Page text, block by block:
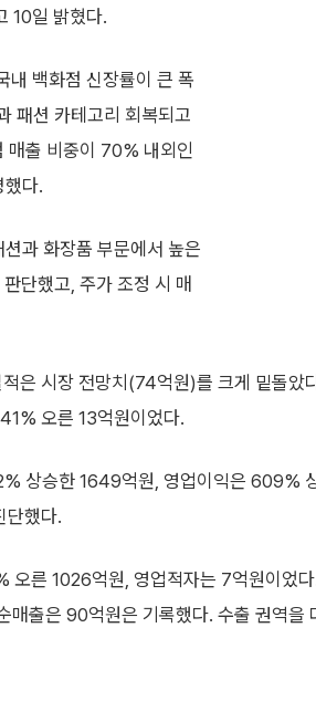
10일 밝혔다.
내 백화점 신장률이 큰 폭
패션 카테고리 회복되고
매출 비중이 70% 내외인
했다.
과 화장품 부문에서 높은
단했고, 주가 조정 시 매
은 시장 전망치(74억원)를 크게 밑돌았
오른 13억원이었다.
상승한 1649억원, 영업이익은 609%
단했다.
오른 1026억원, 영업적자는 7억원이었
출은 90억원은 기록했다. 수출 권역을